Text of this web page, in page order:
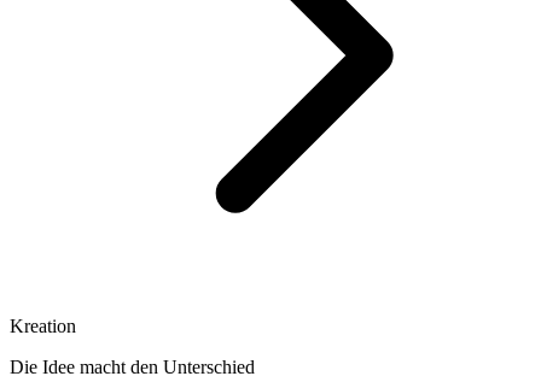
Kreation
Die Idee macht den Unterschied